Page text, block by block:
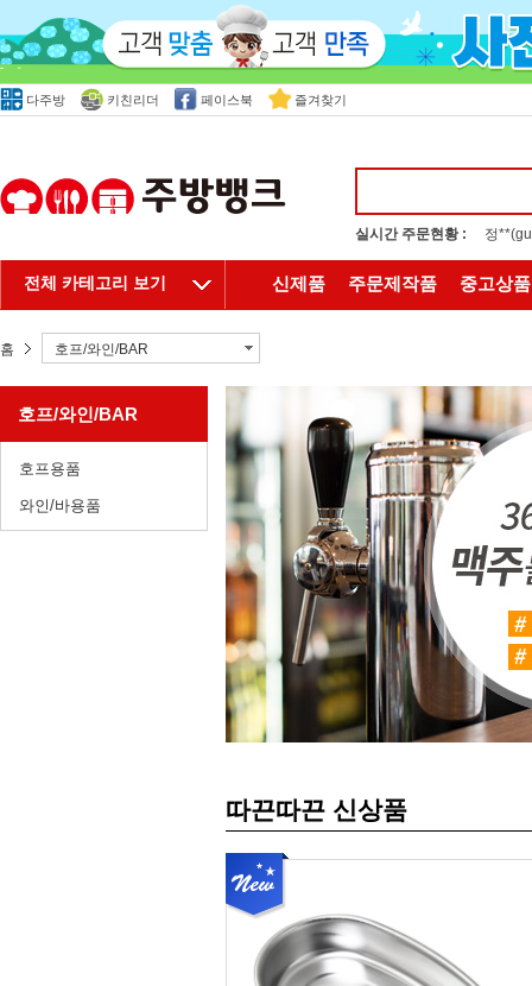
다주방 키친리더 페이스북 즐겨찾기
실시간 주문현황 : 정
신제품 주문제작품 중고상품
전체 카테고리 보기
홈 호프/와인/BAR
호프/와인/BAR
호프용품
와인/바용품
따끈따끈 신상품